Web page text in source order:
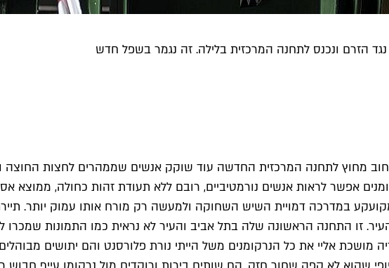
נגד הזרם ונכנס לתחנה המרכזית בלילה. זה נגמר בשפל חדש
מחוץ לתחנה המרכזית החדשה עוד שוקק אנשים שממהרים לחצות החוצה
אפשר לראות אנשים נורמטיביים, רובם ללא תעודת זהות כחולה, ממוצא
במדרכה דמויית השיש השחוקה ולמעשה רק מורח אותו עמוק יותר. תיירת
זו התחנה הראשונה שלה בתל אביב והעיר לא נראית כמו התמונות שמכרו
מושכת אליי את כל הנרקומנים משל הייתי נורת פלורסנט והם יתושים